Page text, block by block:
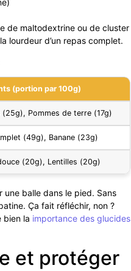
de maltodextrine ou de cluster
lourdeur d’un repas complet.
(portion par 100g)
Pommes de terre (17g)
(49g), Banane (23g)
(20g), Lentilles (20g)
une balle dans le pied. Sans
Ça fait réfléchir, non ?
bien la importance des glucides
et protéger